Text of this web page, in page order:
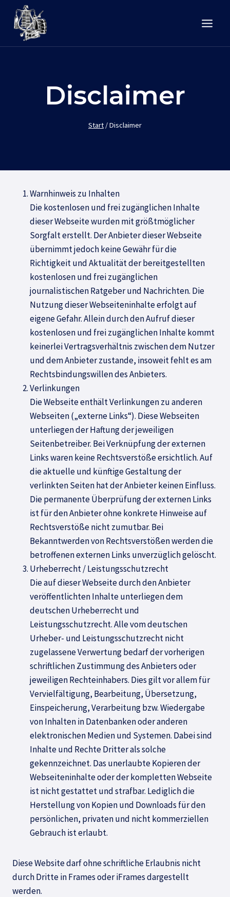
Inhalt
springen
Disclaimer
Start /Disclaimer
Warnhinweis zu Inhalten
Die kostenlosen und frei zugänglichen Inhalte
dieser Webseite wurden mit größtmöglicher
Sorgfalt erstellt. Der Anbieter dieser Webseite
übernimmt jedoch keine Gewähr für die
Richtigkeit und Aktualität der bereitgestellten
kostenlosen und frei zugänglichen
journalistischen Ratgeber und Nachrichten. Die
Nutzung dieser Webseiteninhalte erfolgt auf
eigene Gefahr. Allein durch den Aufruf dieser
kostenlosen und frei zugänglichen Inhalte kommt
keinerlei Vertragsverhältnis zwischen dem Nutzer
und dem Anbieter zustande, insoweit fehlt es am
Rechtsbindungswillen des Anbieters.
Verlinkungen
Die Webseite enthält Verlinkungen zu anderen
Webseiten („externe Links“). Diese Webseiten
unterliegen der Haftung der jeweiligen
Seitenbetreiber. Bei Verknüpfung der externen
Links waren keine Rechtsverstöße ersichtlich. Auf
die aktuelle und künftige Gestaltung der
verlinkten Seiten hat der Anbieter keinen Einfluss.
Die permanente Überprüfung der externen Links
ist für den Anbieter ohne konkrete Hinweise auf
Rechtsverstöße nicht zumutbar. Bei
Bekanntwerden von Rechtsverstößen werden die
betroffenen externen Links unverzüglich gelöscht.
Urheberrecht / Leistungsschutzrecht
Die auf dieser Webseite durch den Anbieter
veröffentlichten Inhalte unterliegen dem
deutschen Urheberrecht und
Leistungsschutzrecht. Alle vom deutschen
Urheber- und Leistungsschutzrecht nicht
zugelassene Verwertung bedarf der vorherigen
schriftlichen Zustimmung des Anbieters oder
jeweiligen Rechteinhabers. Dies gilt vor allem für
Vervielfältigung, Bearbeitung, Übersetzung,
Einspeicherung, Verarbeitung bzw. Wiedergabe
von Inhalten in Datenbanken oder anderen
elektronischen Medien und Systemen. Dabei sind
Inhalte und Rechte Dritter als solche
gekennzeichnet. Das unerlaubte Kopieren der
Webseiteninhalte oder der kompletten Webseite
ist nicht gestattet und strafbar. Lediglich die
Herstellung von Kopien und Downloads für den
persönlichen, privaten und nicht kommerziellen
Gebrauch ist erlaubt.
Diese Website darf ohne schriftliche Erlaubnis nicht
durch Dritte in Frames oder iFrames dargestellt
werden.